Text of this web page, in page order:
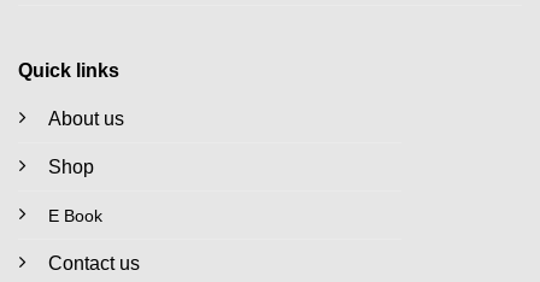
Quick links
About us
Shop
E Book
Contact us